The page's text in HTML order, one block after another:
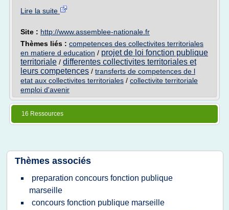
Lire la suite
Site : http://www.assemblee-nationale.fr
Thèmes liés : competences des collectivites territoriales
en matiere d education / projet de loi fonction publique
territoriale / differentes collectivites territoriales et
leurs competences / transferts de competences de l
etat aux collectivites territoriales / collectivite territoriale
emploi d'avenir
16 Ressources
Thèmes associés
preparation concours fonction publique
marseille
concours fonction publique marseille